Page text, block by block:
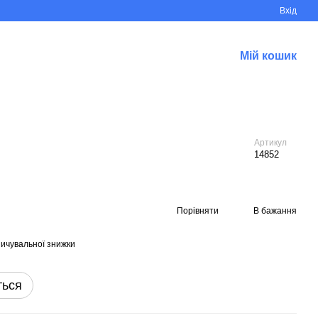
Вхід
Мій кошик
Артикул
14852
Порівняти В бажання
знижки